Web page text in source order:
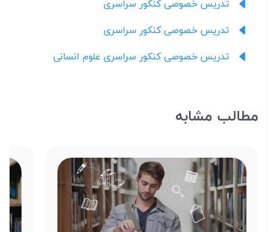
تدریس خصوصی کنکور سراسری
تدریس خصوصی کنکور سراسری
تدریس خصوصی کنکور سراسری علوم انسانی
مطالب مشابه